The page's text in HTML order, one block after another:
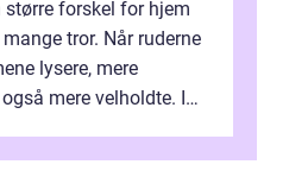
større forskel for hjem
tror. Når ruderne
lysere, mere
mere velholdte. I